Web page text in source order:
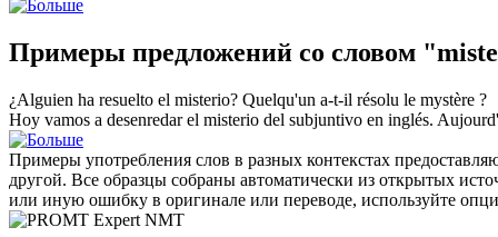
Примеры предложений со словом
¿Alguien ha resuelto el misterio? Quelqu'un a-t-il résolu le mystère ?
Hoy vamos a desenredar el misterio del subjuntivo en inglés.
Примеры употребления слов в разных контекстах
другой. Все образцы собраны автоматически из открытых
или иную ошибку в оригинале или переводе, используйте